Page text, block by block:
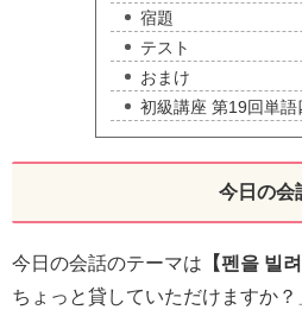
宿題
テスト
おまけ
初級講座 第19回単語
今日の会
今日の会話のテーマは 【펜을 빌
ちょっと貸していただけますか？